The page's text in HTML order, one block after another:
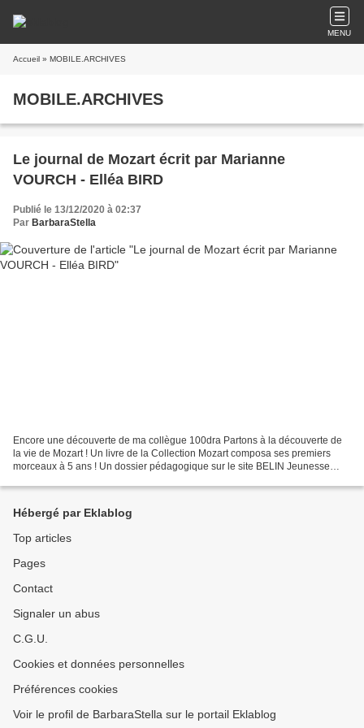
MENU
Accueil » MOBILE.ARCHIVES
MOBILE.ARCHIVES
Le journal de Mozart écrit par Marianne
VOURCH - Elléa BIRD
Publié le 13/12/2020 à 02:37
Par BarbaraStella
Encore une découverte de ma collègue 100dra Partons à la découverte de
la vie de Mozart ! Un livre de la Collection Mozart composa ses premiers
morceaux à 5 ans ! Un dossier pédagogique sur le site BELIN Jeunesse
Hébergé par Eklablog
Top articles
Pages
Contact
Signaler un abus
C.G.U.
Cookies et données personnelles
Préférences cookies
Voir le profil de BarbaraStella sur le portail Eklablog